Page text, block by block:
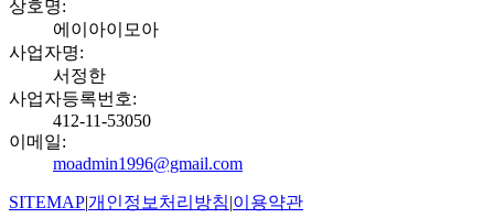
상호명:
에이아이모아
사업자명:
서정한
사업자등록번호:
412-11-53050
이메일:
moadmin1996@gmail.com
SITEMAP|개인정보처리방침|이용약관